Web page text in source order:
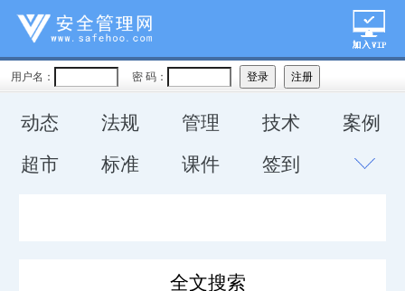
用户名： 密 码：
动态 法规 管理 技术
案例
超市
标准 课件 签到